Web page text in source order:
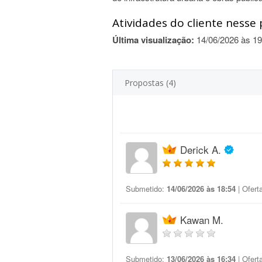
Atividades do cliente nesse
Última visualização: 14/06/2026 às
Propostas (4)
Derick A.
Submetido: 14/06/2026 às 18:54 |
Kawan M.
Submetido: 13/06/2026 às 16:34 |